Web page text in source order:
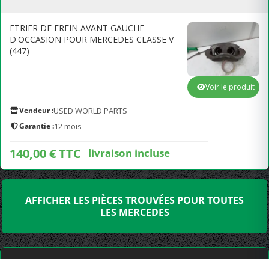
ETRIER DE FREIN AVANT GAUCHE
D'OCCASION POUR MERCEDES CLASSE V
(447)
Vendeur :USED WORLD PARTS
Garantie :12 mois
140,00 € TTC livraison incluse
Voir le produit
AFFICHER LES PIÈCES TROUVÉES POUR TOUTES
LES MERCEDES